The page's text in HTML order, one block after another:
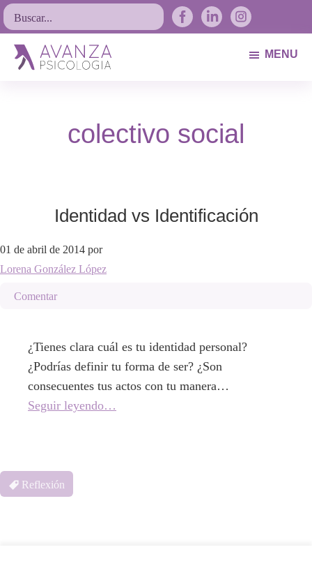
Saltar
a
navegación
Saltar
al
contenido
principal
Saltar
al
pie
Buscar...
MENU
colectivo social
Identidad vs Identificación
01 de abril de 2014 por
Lorena González López
Comentar
¿Tienes clara cuál es tu identidad personal?
¿Podrías definir tu forma de ser? ¿Son
consecuentes tus actos con tu manera…
Seguir leyendo…
Reflexión